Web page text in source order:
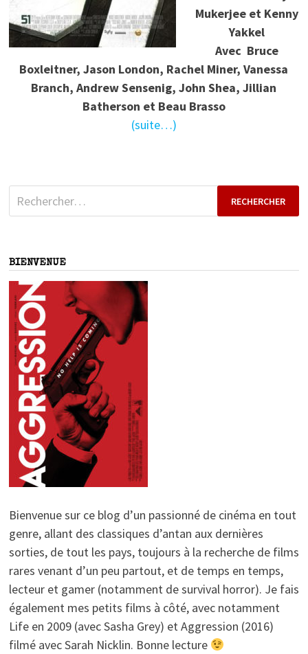
Mukerjee et Kenny
Yakkel
Avec Bruce
Boxleitner, Jason London, Rachel Miner, Vanessa
Branch, Andrew Sensenig, John Shea, Jillian
Batherson et Beau Brasso
(suite…)
Rechercher :
BIENVENUE
Bienvenue sur ce blog d’un passionné de cinéma en tout
genre, allant des classiques d’antan aux dernières
sorties, de tout les pays, toujours à la recherche de films
rares venant d’un peu partout, et de temps en temps,
lecteur et gamer (notamment de survival horror). Je fais
également mes petits films à côté, avec notamment
Life en 2009 (avec Sasha Grey) et Aggression (2016)
filmé avec Sarah Nicklin. Bonne lecture